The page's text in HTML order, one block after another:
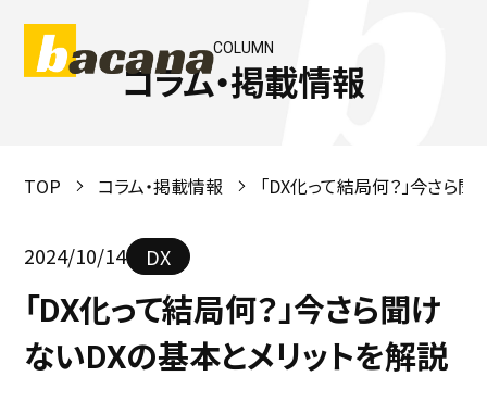
COLUMN
コラム・掲載情報
TOP コラム・掲載情報 「DX化って結局何？」今さら
2024/10/14 DX
「DX化って結局何？」今さら聞け
ないDXの基本とメリットを解説